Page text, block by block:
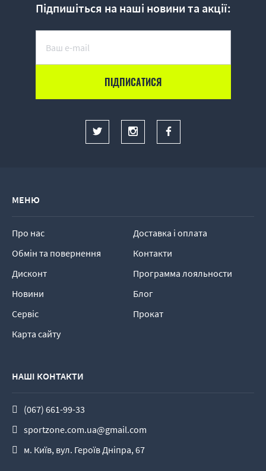
Підпишіться на наші новини та акції:
МЕНЮ
Про нас
Доставка і оплата
Обмін та повернення
Контакти
Дисконт
Программа лояльности
Новини
Блог
Сервіс
Прокат
Карта сайту
НАШІ КОНТАКТИ
(067) 661-99-33
sportzone.com.ua@gmail.com
м. Київ, вул. Героїв Дніпра, 67